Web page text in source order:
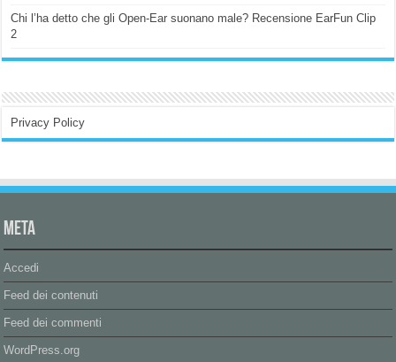
Chi l’ha detto che gli Open-Ear suonano male? Recensione EarFun Clip
2
Privacy Policy
Meta
Accedi
Feed dei contenuti
Feed dei commenti
WordPress.org